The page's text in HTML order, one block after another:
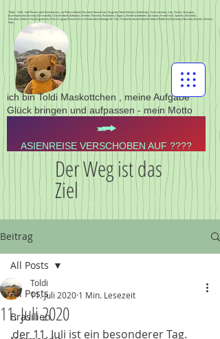
ich bin Toldi Maskottchen , meine Aufgabe
Glück bringen und aufpassen - mein Motto
Toldis - Toldi - toldi Reisen nach Zentralasien, via Polen Lettland, Russland, Kasachstan, Kirgistan,Tadschikistan,Usbekistan, Turkmenistan, Iran, Türkei, Georgien,
Aserbajdschan,Pyrenän,Normandie, Griechenland, Albanien, Serbien, Bosnien, Rumänien, Ungarn, Nordmazedonien, Pyrenäen, Frankreich, Spanien, Marokko,
Gibraltar,Südamerika,Argentinien,Chile,Uruguay,Buenos Aires,Montevideo,Santiago de Chile, Finnland,Litauen,Estland,Lettland,Südafrika,Botswana,Namibia,Sambia, Victoria
Falls,
ASIENREISE VERSCHOBEN AUF ????
Der Weg ist das
Ziel
Beitrag
All Posts
Brasilien
All Posts
11. Juli 2020
Toldi
11. Juli 2020 1 Min. Lesezeit
der 11. Juli ist ein besonderer Tag.